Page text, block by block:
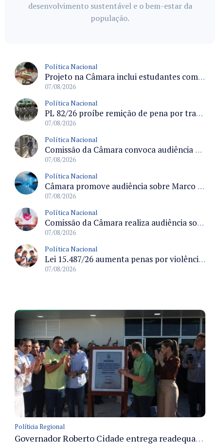
desenvolvimento sustentável e o bem-estar da
população.
Política Nacional
Projeto na Câmara inclui estudantes com deficiência no regime escolar especial da LDB e estabelece critérios para frequência
07/08/2026
Política Nacional
PL 82/26 proíbe remição de pena por trabalho em funções militares para condenados por crimes contra o Estado Democrático de Direito
07/08/2026
Política Nacional
Comissão da Câmara convoca audiência para discutir misoginia nas escolas e universidades após divulgação de listas misóginas
07/08/2026
Política Nacional
Câmara promove audiência sobre Marco de Fomento à Economia Digital e impactos da inteligência artificial
07/08/2026
Política Nacional
Comissão da Câmara realiza audiência sobre apostas online para medir o tamanho do mercado ilegal
07/08/2026
Política Nacional
Lei 15.487/26 aumenta penas por violência sexual digital contra crianças e adolescentes e autoriza ronda virtual para investigação
07/08/2026
Políticia Regional
Governador Roberto Cidade entrega readequação do ambulatório da FCecon e amplia capacidade de atendimento oncológico em Manaus